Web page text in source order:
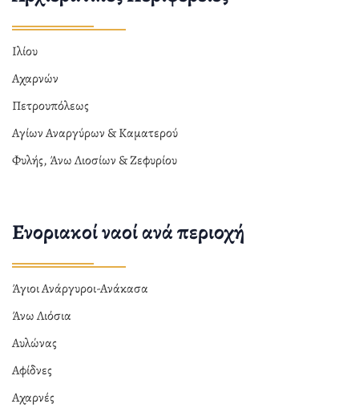
Ιλίου
Αχαρνών
Πετρουπόλεως
Αγίων Αναργύρων & Καματερού
Φυλής, Άνω Λιοσίων & Ζεφυρίου
Ενοριακοί ναοί ανά περιοχή
Άγιοι Ανάργυροι-Ανάκασα
Άνω Λιόσια
Αυλώνας
Αφίδνες
Αχαρνές